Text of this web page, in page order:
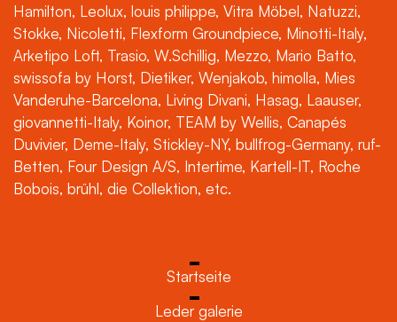
Hamilton, Leolux, louis philippe, Vitra Möbel, Natuzzi,
Stokke, Nicoletti, Flexform Groundpiece, Minotti-Italy,
Arketipo Loft, Trasio, W.Schillig, Mezzo, Mario Batto,
swissofa by Horst, Dietiker, Wenjakob, himolla, Mies
Vanderuhe-Barcelona, Living Divani, Hasag, Laauser,
giovannetti-Italy, Koinor, TEAM by Wellis, Canapés
Duvivier, Deme-Italy, Stickley-NY, bullfrog-Germany, ruf-
Betten, Four Design A/S, Intertime, Kartell-IT, Roche
Bobois, brühl, die Collektion, etc.
Startseite
Leder galerie